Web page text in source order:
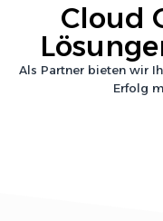
Cloud
Als Partner bieten wir
Erfolg